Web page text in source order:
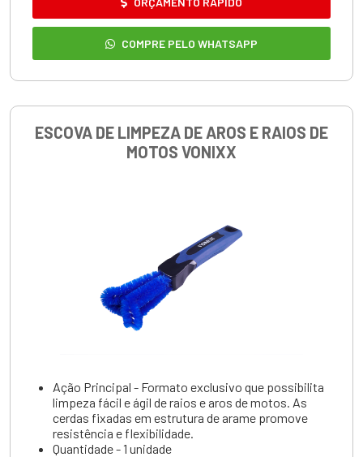
COMPRE PELO WHATSAPP
ESCOVA DE LIMPEZA DE AROS E RAIOS DE
MOTOS VONIXX
Ação Principal - Formato exclusivo que possibilita
limpeza fácil e ágil de raios e aros de motos. As
cerdas fixadas em estrutura de arame promove
resistência e flexibilidade.
Quantidade - 1 unidade